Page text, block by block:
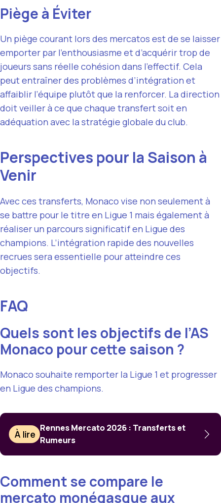
Piège à Éviter
Un piège courant lors des mercatos est de se laisser
emporter par l’enthousiasme et d’acquérir trop de
joueurs sans réelle cohésion dans l’effectif. Cela
peut entraîner des problèmes d’intégration et
affaiblir l’équipe plutôt que la renforcer. La direction
doit veiller à ce que chaque transfert soit en
adéquation avec la stratégie globale du club.
Perspectives pour la Saison à
Venir
Avec ces transferts, Monaco vise non seulement à
se battre pour le titre en Ligue 1 mais également à
réaliser un parcours significatif en Ligue des
champions. L’intégration rapide des nouvelles
recrues sera essentielle pour atteindre ces
objectifs.
FAQ
Quels sont les objectifs de l’AS
Monaco pour cette saison ?
Monaco souhaite remporter la Ligue 1 et progresser
en Ligue des champions.
À lire
Rennes Mercato 2026 : Transferts et
Rumeurs
Comment se compare le
mercato monégasque aux